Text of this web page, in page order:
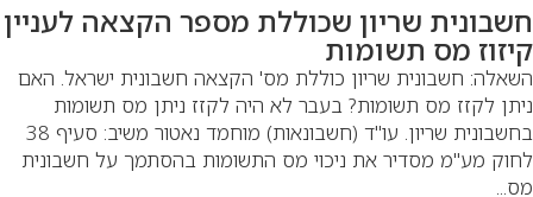
שריון שכוללת מספר הקצאה לעניין
מס תשומות
חשבונית שריון כוללת מס' הקצאה חשבונית ישראל. האם
לקזז מס תשומות? בעבר לא היה לקזז ניתן מס תשומות
בחשבונית שריון. עו"ד (חשבונאות) מוחמד נאטור משיב: סעיף 38
מע"מ מסדיר את ניכוי מס התשומות בהסתמך על חשבונית